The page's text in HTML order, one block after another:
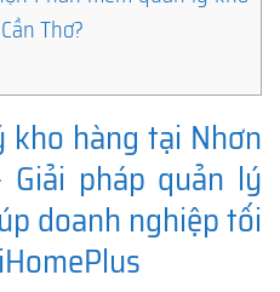
Thơ?
kho hàng tại Nhơn
Giải pháp quản lý
doanh nghiệp tối